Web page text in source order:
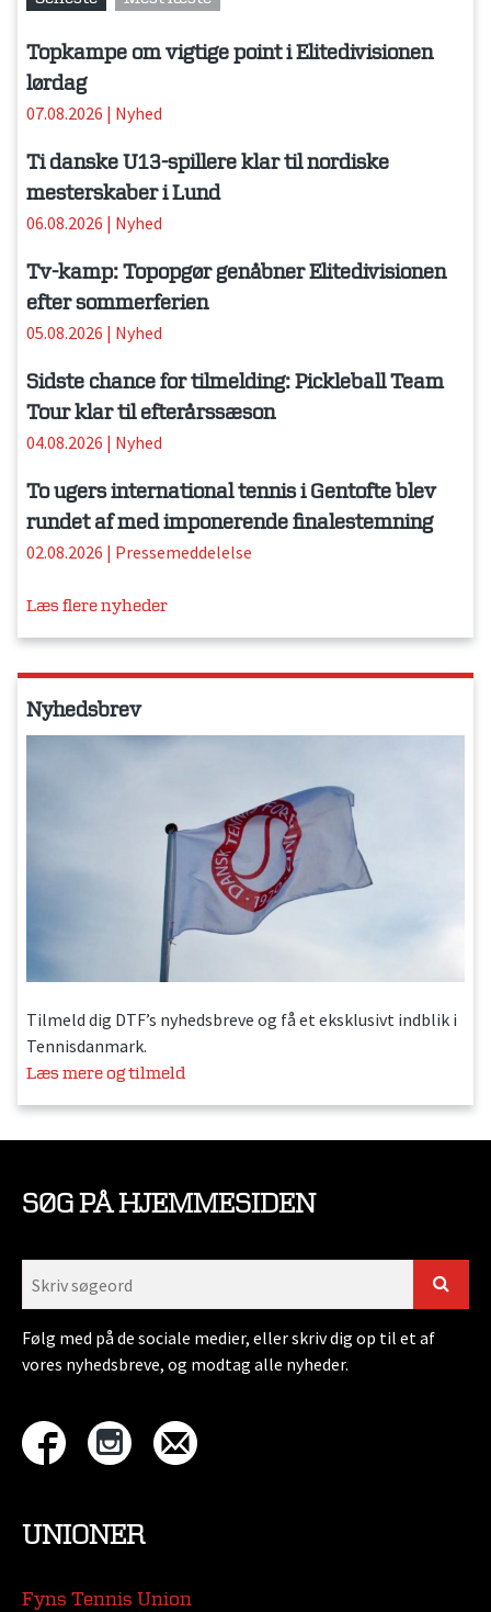
Topkampe om vigtige point i Elitedivisionen
lørdag
07.08.2026 | Nyhed
Ti danske U13-spillere klar til nordiske
mesterskaber i Lund
06.08.2026 | Nyhed
Tv-kamp: Topopgør genåbner Elitedivisionen
efter sommerferien
05.08.2026 | Nyhed
Sidste chance for tilmelding: Pickleball Team
Tour klar til efterårssæson
04.08.2026 | Nyhed
To ugers international tennis i Gentofte blev
rundet af med imponerende finalestemning
02.08.2026 | Pressemeddelelse
Læs flere nyheder
Nyhedsbrev
Tilmeld dig DTF’s nyhedsbreve og få et eksklusivt indblik i
Tennisdanmark.
Læs mere og tilmeld
SØG PÅ HJEMMESIDEN
Følg med på de sociale medier, eller skriv dig op til et af
vores nyhedsbreve, og modtag alle nyheder.
UNIONER
Fyns Tennis Union